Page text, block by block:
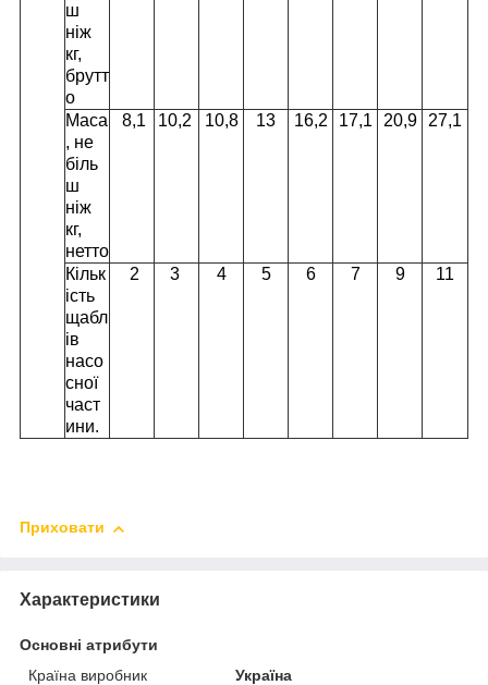
ш
ніж
кг,
брутт
о
Маса
, не
біль
ш
ніж
кг,
нетто
8,1 10,2 10,8 13 16,2 17,1 20,9 27,1
Кільк
ість
щабл
ів
насо
сної
част
ини.
2 3 4 5 6 7 9 11
Приховати
Характеристики
Основні атрибути
Країна виробник
Україна